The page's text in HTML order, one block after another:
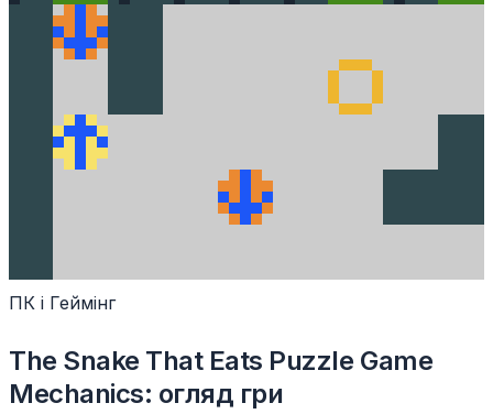
ПК і Геймінг
The Snake That Eats Puzzle Game
Mechanics: огляд гри